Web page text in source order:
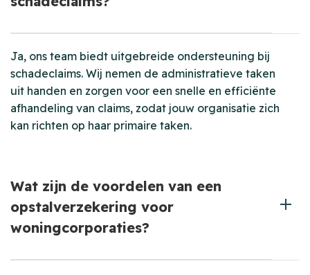
Ja, ons team biedt uitgebreide ondersteuning bij
schadeclaims. Wij nemen de administratieve taken
uit handen en zorgen voor een snelle en efficiënte
afhandeling van claims, zodat jouw organisatie zich
kan richten op haar primaire taken.
Wat zijn de voordelen van een
opstalverzekering voor
woningcorporaties?